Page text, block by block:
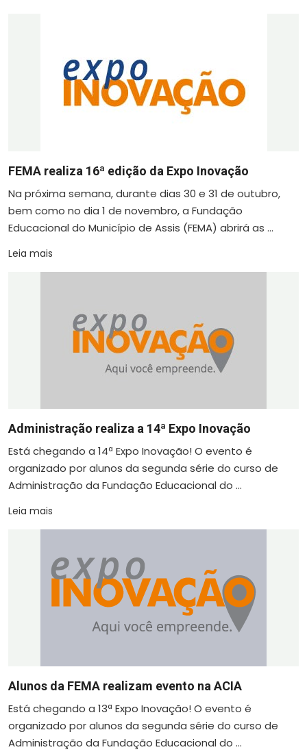
FEMA realiza 16ª edição da Expo Inovação
Na próxima semana, durante dias 30 e 31 de outubro,
bem como no dia 1 de novembro, a Fundação
Educacional do Município de Assis (FEMA) abrirá as ...
Leia mais
Administração realiza a 14ª Expo Inovação
Está chegando a 14ª Expo Inovação! O evento é
organizado por alunos da segunda série do curso de
Administração da Fundação Educacional do ...
Leia mais
Alunos da FEMA realizam evento na ACIA
Está chegando a 13ª Expo Inovação! O evento é
organizado por alunos da segunda série do curso de
Administração da Fundação Educacional do ...